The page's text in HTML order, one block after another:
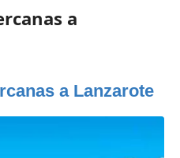
a
a Lanzarote